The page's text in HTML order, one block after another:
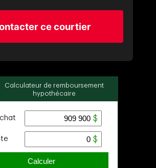
ce courtier